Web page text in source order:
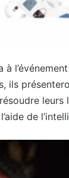
ils
de